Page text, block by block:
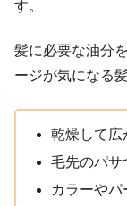
す。
髪に必要な油分
ージが気になる
乾燥して広
毛先のパサ
カラーやパ